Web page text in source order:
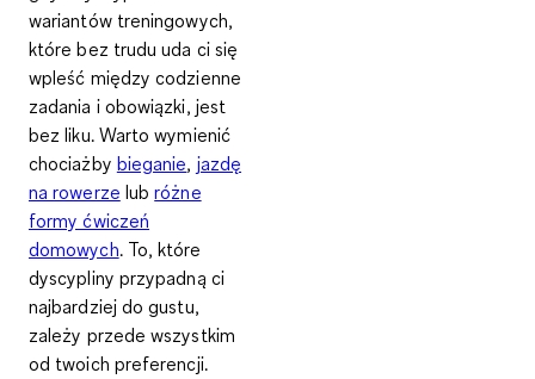
wariantów treningowych,
które bez trudu uda ci się
wpleść między codzienne
zadania i obowiązki, jest
bez liku. Warto wymienić
chociażby bieganie, jazdę
na rowerze lubróżne
formy ćwiczeń
domowych. To, które
dyscypliny przypadną ci
najbardziej do gustu,
zależy przede wszystkim
od twoich preferencji.